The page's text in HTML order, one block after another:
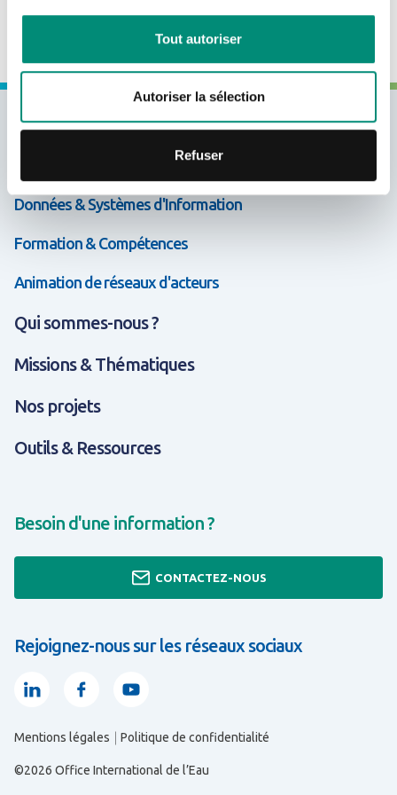
Tout autoriser
Autoriser la sélection
Refuser
TOUT SAVOIR SUR QUI SOMMES-NOUS ?
TOUT SAVOIR SUR EXPERTISES & SOLUTIONS
TOUT SAVOIR SUR OUTILS & RESSOURCES
l’habitat dense, en améliorant le cadre de vie.
Expertises & Solutions
Données & Systèmes d'Information
Formation & Compétences
Animation de réseaux d'acteurs
Qui sommes-nous ?
Missions & Thématiques
Nos projets
Outils & Ressources
Besoin d'une information ?
CONTACTEZ-NOUS
Rejoignez-nous sur les réseaux sociaux
LinkedinFacebookYoutube
Mentions légales Politique de confidentialité
©2026 Office International de l’Eau
CRÉER UN COMPTE